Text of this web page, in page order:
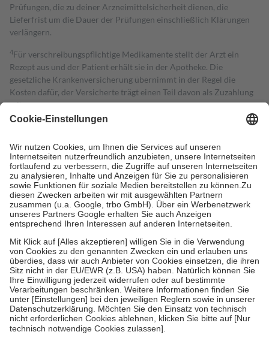
Prüfungen, die zu deiner Arzneimittelsicherheit dienen, die
Lieferfrist um die Dauer der Prüfungen einschließlich Klärungen
verlängern.
4Für verschreibungspflichtige Medikamente stellt der Arzt ein
Rezept aus und der Patient erhält sie in der Apotheke. Die
gesetzliche Krankenversicherung übernimmt in der Regel die
Kosten dafür, der Versicherte trägt einen Teil davon als Zuzahlung
mit.
Grundsätzlich leisten Mitglieder Zuzahlungen in Höhe von zehn
höchstens zehn Euro.
Es sind jedoch nie mehr als die tatsächlichen
Kosten der Leistung zu entrichten.
Diese Regeln gelten grundsätzlich auch für Online-Apotheken.
Bei Heilmitteln und häuslicher Krankenpflege beträgt die
Zuzahlung zehn Prozent der Kosten sowie zehn Euro je
Verordnung.
Um das Engagement der Versicherten für ihre eigene Gesundheit zu
stärken und die besondere Stellung der Familie zu unterstützen,
fallenkeine Zuzahlungenan bei:
• Kindern und Jugendlichen bis zum vollendeten 18. Lebensjahr
mit Ausnahme der Fahrkosten
• Untersuchungen zur Vorsorge und Früherkennung, die von der
GKV getragen werden
• empfohlenen Schutzimpfungen
• Harn- und Blutteststreifen